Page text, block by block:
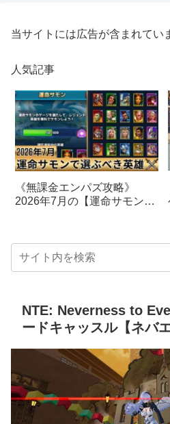
当サイトには広告が含まれてい
人気記事
《無課金エンパズ攻略》
2026年7月の【運命サモン】
NTE: Neverness to
ードキャッスル【ネバエ